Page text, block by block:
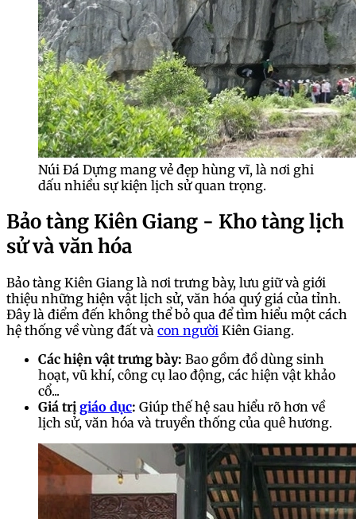
Núi Đá Dựng mang vẻ đẹp hùng vĩ, là nơi ghi
dấu nhiều sự kiện lịch sử quan trọng.
Bảo tàng Kiên Giang - Kho tàng lịch
sử và văn hóa
Bảo tàng Kiên Giang là nơi trưng bày, lưu giữ và giới
thiệu những hiện vật lịch sử, văn hóa quý giá của tỉnh.
Đây là điểm đến không thể bỏ qua để tìm hiểu một cách
hệ thống về vùng đất và con người Kiên Giang.
Các hiện vật trưng bày: Bao gồm đồ dùng sinh
hoạt, vũ khí, công cụ lao động, các hiện vật khảo
cổ...
Giá trị giáo dục: Giúp thế hệ sau hiểu rõ hơn về
lịch sử, văn hóa và truyền thống của quê hương.